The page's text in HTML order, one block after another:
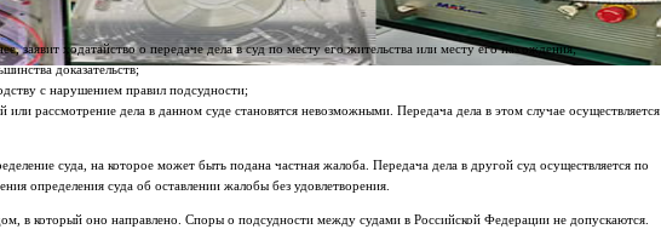
заявит ходатайство о передаче дела в суд по месту его жительства или месту его нахождения;
доказательств;
с нарушением правил подсудности;
рассмотрение дела в данном суде становятся невозможными. Передача дела в этом случае осуществляется
суда, на которое может быть подана частная жалоба. Передача дела в другой суд осуществляется по
определения суда об оставлении жалобы без удовлетворения.
в который оно направлено. Споры о подсудности между судами в Российской Федерации не допускаются.